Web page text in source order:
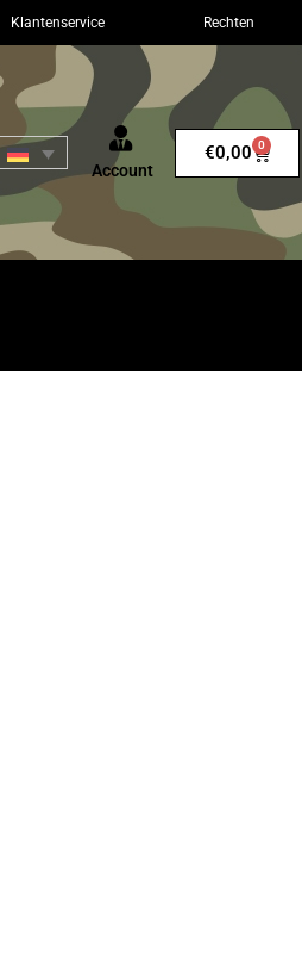
Klantenservice Rechten
Account
€0,00 0